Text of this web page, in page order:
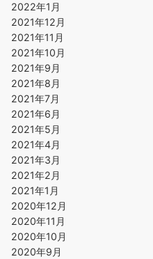
2022年1月
2021年12月
2021年11月
2021年10月
2021年9月
2021年8月
2021年7月
2021年6月
2021年5月
2021年4月
2021年3月
2021年2月
2021年1月
2020年12月
2020年11月
2020年10月
2020年9月